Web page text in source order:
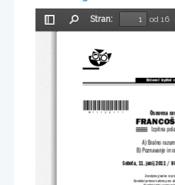
Preklopi
Stran:
od 16
Izpitna
A) Bralno
B) Poznavanje in
Dovoljeno gradivo in
Kandidat prinese nalivno pero
Sobota, 11. junij 2011 /
Osnovna
Državni  izpitni